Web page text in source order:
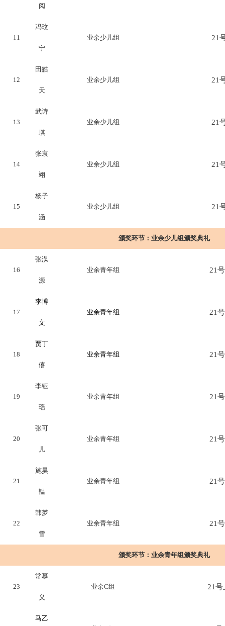
阅
11
冯玟
宁
业余少儿组 21
12
田皓
天
业余少儿组 21
13
武诗
琪
业余少儿组 21
14
张衷
翊
业余少儿组 21
15
杨子
涵
业余少儿组 21
颁奖环节： 业余少儿组颁奖典礼
16
张淏
源
业余青年组 21
17
李博
文
业余青年组 21
18
贾丁
僖
业余青年组 21
19
李钰
瑶
业余青年组 21
20
张可
儿
业余青年组 21
21
施昊
韫
业余青年组 21
22
韩梦
雪
业余青年组 21
颁奖环节： 业余青年组颁奖典礼
23
常慕
义
业余C组 21号
马乙